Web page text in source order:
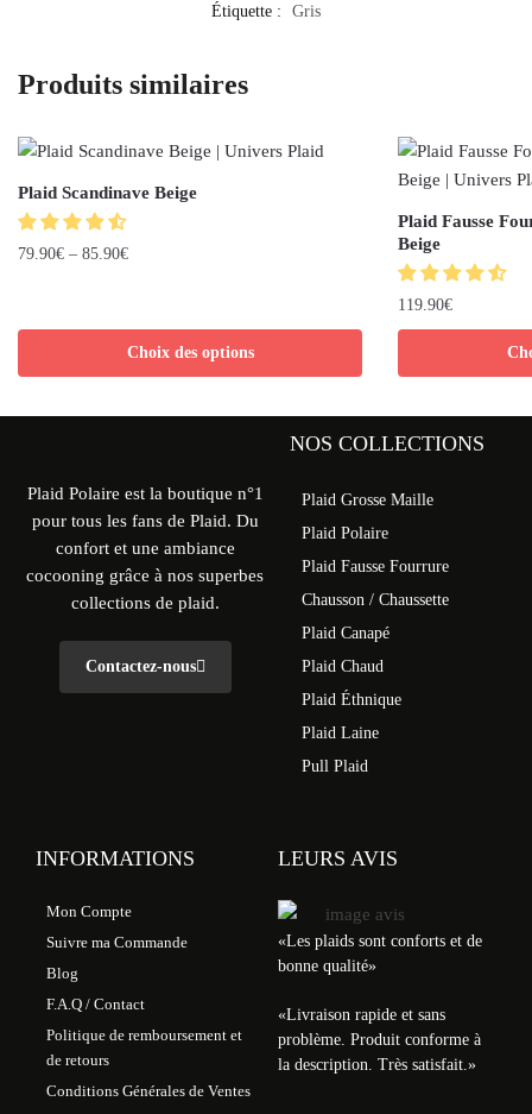
Étiquette :
Gris
Produits similaires
Plaid Scandinave Beige
79.90€ – 85.90€
Choix des options
Plaid Fausse
Beige
119.90€
Plaid Polaire est la boutique n°1
pour tous les fans de Plaid. Du
confort et une ambiance
cocooning grâce à nos superbes
collections de plaid.
Contactez-nous
NOS COLLECTIONS
Plaid Grosse Maille
Plaid Polaire
Plaid Fausse Fourrure
Chausson / Chaussette
Plaid Canapé
Plaid Chaud
Plaid Éthnique
Plaid Laine
Pull Plaid
INFORMATIONS
Mon Compte
Suivre ma Commande
Blog
F.A.Q / Contact
Politique de remboursement et
de retours
Conditions Générales de Ventes
LEURS AVIS
«Les plaids sont conforts et de
bonne qualité»
«Livraison rapide et sans
problème. Produit conforme à
la description. Très satisfait.»